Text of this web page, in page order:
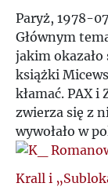
Paryż, 1978-
Głównym
jakim okazało
książki
kłamać. PAX i
zwierza się z
wywołało w
Krall i